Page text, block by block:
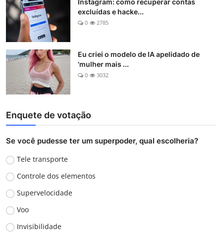
Instagram: como recuperar contas
excluídas e hacke...
0 2785
Eu criei o modelo de IA apelidado de
'mulher mais ...
0 3032
Enquete de votação
Se você pudesse ter um superpoder, qual escolheria?
Tele transporte
Controle dos elementos
Supervelocidade
Voo
Invisibilidade